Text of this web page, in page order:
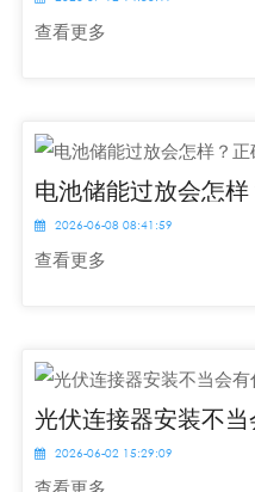
查看更多
2026-06-08 08:41:59
查看更多
2026-06-02 15:29:09
查看更多